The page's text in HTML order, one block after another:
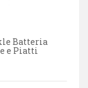
Batteria
e Piatti